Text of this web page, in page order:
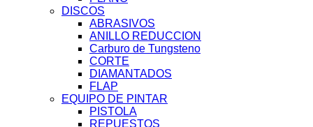
DISCOS
ABRASIVOS
ANILLO REDUCCION
Carburo de Tungsteno
CORTE
DIAMANTADOS
FLAP
EQUIPO DE PINTAR
PISTOLA
REPUESTOS